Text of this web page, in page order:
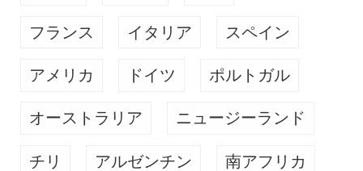
フランス イタリア スペイン
アメリカ ドイツ ポルトガル
オーストラリア ニュージーランド
チリ アルゼンチン 南アフリカ